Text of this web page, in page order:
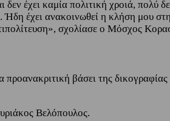
έχει καμία πολιτική χροιά, πολύ
έχει ανακοινωθεί η κλήση μου
σχολίασε ο Μόσχος
βάσει της
Βελόπουλος.